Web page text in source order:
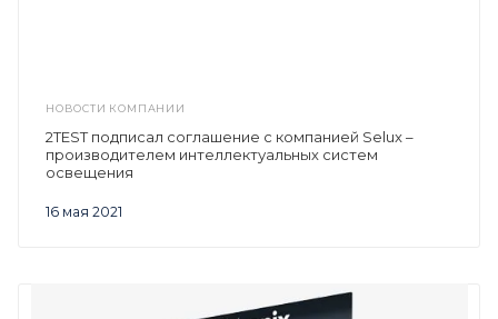
НОВОСТИ КОМПАНИИ
16 мая 2021
2TEST подписал соглашение с компанией Selux –
производителем интеллектуальных систем
освещения